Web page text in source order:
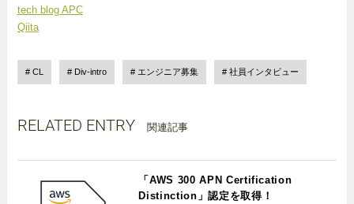
tech blog APC
Qiita
CL Div-intro エンジニア募集 社員インタビュー
RELATED ENTRY 関連記事
「AWS 300 APN Certification
Distinction」認定を取得！